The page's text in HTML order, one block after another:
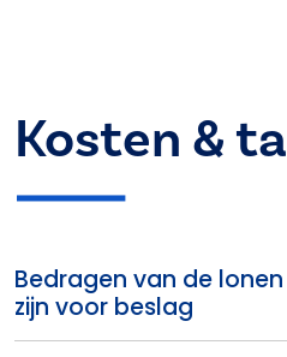
Kosten &
Bedragen van de
zijn voor beslag